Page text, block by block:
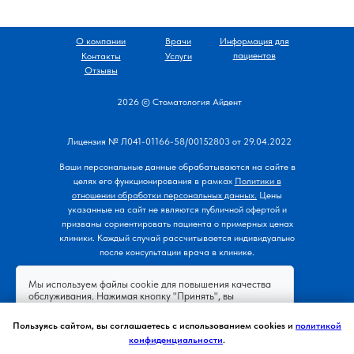
жевательных зубов.
Методы синус-лифтинга:
Закрытый. Используется для
Открытый. Применяется при
пазухой и костью на 5–7 мм.
В некоторых случаях установка имплантов
проводится одновременно с процедурой.
Каждый из перечисленных методов
подбирается стоматологом
индивидуально в зависимости от
особенностей состояния костной ткани
пациента и планируемого лечения.
2026 © Стоматология Айдент
О компании
Услуги
Врачи
Информация для
пациентов
Отзывы
Контакты
Лицензия № Л041-01166-58/00152803 от 29.04.2022
Ваши персональные данные обрабатываются на сайте в
целях его функционирования в рамках Политики в
отношении обработки персональных данных. Цены
указанные на сайт не являются публичной офертой и
призваны сориентировать пациента о примерных ценах
клиники. Каждый случай рассчитывается индивидуально
после консультации врача в клинике.
Пользуясь сайтом, вы соглашаетесь с использованием cookies и политикой
конфиденциальности.
Мы используем файлы cookie для повышения качества
обслуживания. Нажимая кнопку "Принять", вы
политику конфиденциальности
обработку персональных данных